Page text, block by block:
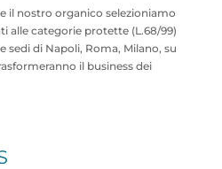
il nostro organico selezioniamo
alle categorie protette (L.68/99)
sedi di Napoli, Roma, Milano, su
il business dei